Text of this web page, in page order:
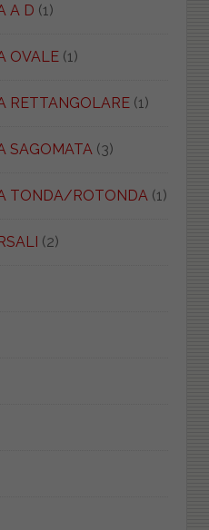
A D (1)
OVALE(1)
RETTANGOLARE(1)
SAGOMATA(3)
TONDA/ROTONDA(1)
(2)